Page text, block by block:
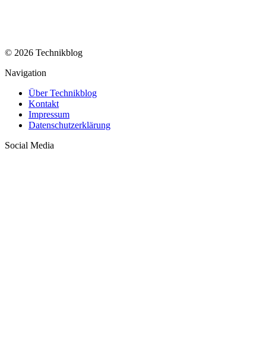
© 2026 Technikblog
Navigation
Über Technikblog
Kontakt
Impressum
Datenschutzerklärung
Social Media